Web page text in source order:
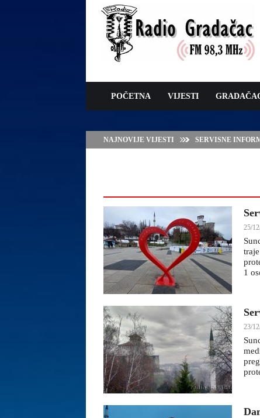
POČETNA VIJESTI
NAJNOVIJE VIJESTI
VLADA TK –
GRADAČCA
25/
1
23/